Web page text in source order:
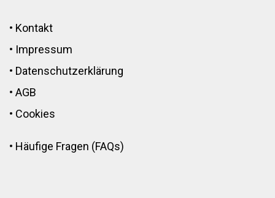
• Kontakt
• Impressum
• Datenschutzerklärung
• AGB
• Cookies
• Häufige Fragen (FAQs)